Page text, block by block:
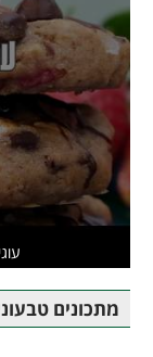
מתכונים